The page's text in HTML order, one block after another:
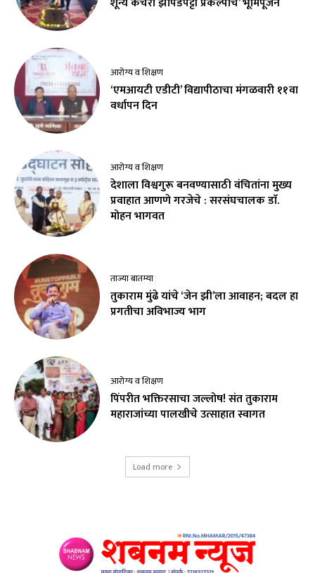
आरोग्य व शिक्षण
‘एमआयटी एडीटी’ विद्यापीठाचा मंगळवारी ११वा
वर्धापन दिन
आरोग्य व शिक्षण
देशाला विश्वगुरू बनवण्यासाठी वंचितांना मुख्य
प्रवाहात आणणे गरजेचे : सरसंघचालक डाॅ.
मोहन भागवत
ताज्या बातम्या
तुकाराम मुंढे यांचे ‘जेन झी’ला आवाहन; बदल हा
प्रगतीचा अविभाज्य भाग
आरोग्य व शिक्षण
पिंपरीत भक्तिरसाचा जल्लोष! संत तुकाराम
महाराजांच्या पालखीचे उत्साहात स्वागत
Load more